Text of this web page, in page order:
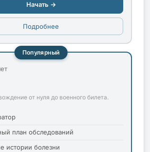
Начать →
Подробнее
Популярный
от нуля до военного билета.
план обследований
истории болезни